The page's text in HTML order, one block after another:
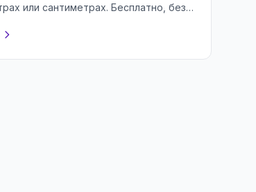
или сантиметрах. Бесплатно, без